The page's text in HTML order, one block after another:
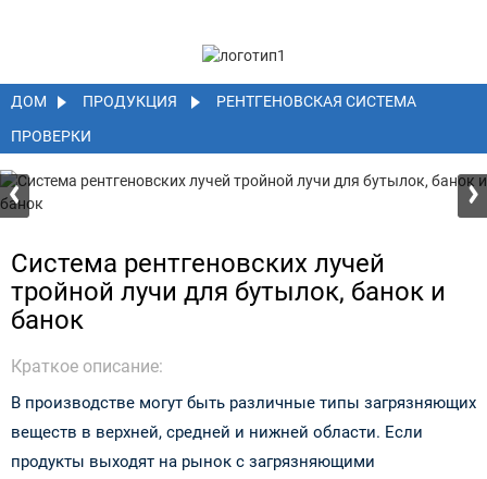
ДОМ ПРОДУКЦИЯ
РЕНТГЕНОВСКАЯ СИСТЕМА
ПРОВЕРКИ
Система рентгеновских лучей
тройной лучи для бутылок, банок и
банок
Краткое описание:
В производстве могут быть различные типы загрязняющих
веществ в верхней, средней и нижней области. Если
продукты выходят на рынок с загрязняющими